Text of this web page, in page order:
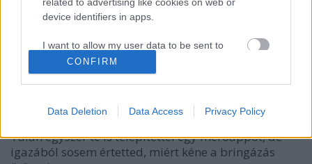
related to advertising like cookies on web or
device identifiers in apps.
I want to allow my user data to be sent to
Google for online advertising purposes.
I want to allow Google to send me
personalized advertising.
related to analytics like cookies on web or
device identifiers in apps.
CONFIRM
Data Deletion Data Access Privacy Policy
problémákat oldhatsz meg
2017. október 30.
Biztos neked is vannak ismerőseid a facebook-on,
vagy a budapesti hidakon megmászott
szintkülönbségekkel menőznek szinte minden nap.
Talán egyszer te is telepítettél egy mérőappot, de
igazából sosem értetted, miért kéne a bringázás